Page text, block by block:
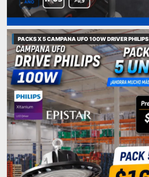
PACKS X 5 CAMPANA UFO 100W DRIVER PHILIPS